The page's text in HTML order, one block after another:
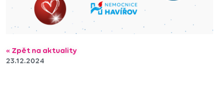
« Zpět na aktuality
23.12.2024